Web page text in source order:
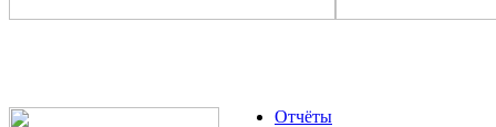
Отчёты